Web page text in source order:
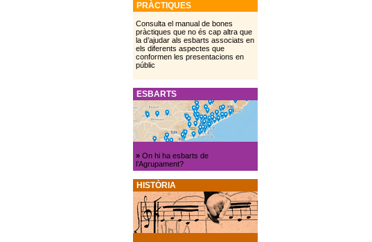
PRÀCTIQUES
Consulta el manual de bones
pràctiques que no és cap altra que
la d’ajudar als esbarts associats en
els diferents aspectes que
conformen les presentacions en
públic
ESBARTS
»On hi ha esbarts de
l’Agrupament?
HISTÒRIA